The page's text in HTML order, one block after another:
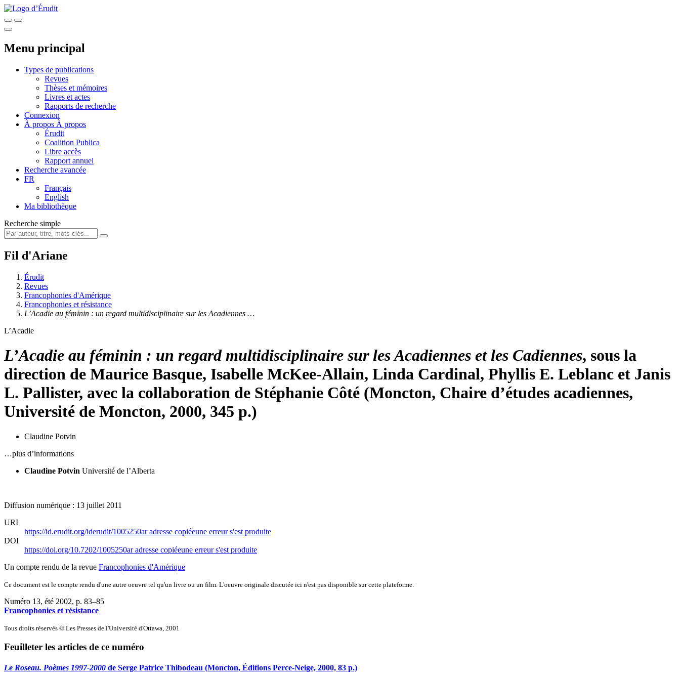
Menu principal
Types de publications
Revues
Thèses et mémoires
Livres et actes
Rapports de recherche
Connexion
À propos À propos
Érudit
Coalition Publica
Libre accès
Rapport annuel
Recherche avancée
FR
Français
English
Ma bibliothèque
Recherche simple
Fil d'Ariane
Érudit
Revues
Francophonies d'Amérique
Francophonies et résistance
L’Acadie au féminin : un regard multidisciplinaire sur les Acadiennes …
L’Acadie
L’Acadie au féminin : un regard multidisciplinaire sur les Acadiennes et les Cadiennes, sous la
direction de Maurice Basque, Isabelle McKee-Allain, Linda Cardinal, Phyllis E. Leblanc et Janis
L. Pallister, avec la collaboration de Stéphanie Côté (Moncton, Chaire d’études acadiennes,
Université de Moncton, 2000, 345 p.)
Claudine Potvin
…plus d’informations
Claudine Potvin Université de l’Alberta
Diffusion numérique : 13 juillet 2011
URI
https://id.erudit.org/iderudit/1005250aradresse copiéeune erreur s'est produite
DOI
https://doi.org/10.7202/1005250aradresse copiéeune erreur s'est produite
Un compte rendu de la revue Francophonies d'Amérique
Ce document est le compte rendu d'une autre oeuvre tel qu'un livre ou un film. L'oeuvre originale discutée ici n'est pas disponible sur cette plateforme.
Numéro 13, été 2002, p. 83–85
Francophonies et résistance
Tous droits réservés © Les Presses de l'Université d'Ottawa, 2001
Feuilleter les articles de ce numéro
Le Roseau. Poèmes 1997-2000 de Serge Patrice Thibodeau (Moncton, Éditions Perce-Neige, 2000, 83 p.)